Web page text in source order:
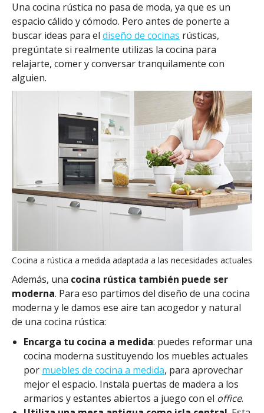
Una cocina rústica no pasa de moda, ya que es un
espacio cálido y cómodo. Pero antes de ponerte a
buscar ideas para el diseño de cocinas rústicas,
pregúntate si realmente utilizas la cocina para
relajarte, comer y conversar tranquilamente con
alguien.
Cocina a rústica a medida adaptada a las necesidades actuales
Además, una cocina rústica también puede ser
moderna. Para eso partimos del diseño de una cocina
moderna y le damos ese aire tan acogedor y natural
de una cocina rústica:
Encarga tu cocina a medida: puedes reformar una
cocina moderna sustituyendo los muebles actuales
por muebles de cocina a medida, para aprovechar
mejor el espacio. Instala puertas de madera a los
armarios y estantes abiertos a juego con el office.